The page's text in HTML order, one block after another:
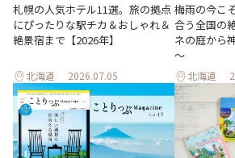
札幌の人気ホテル11選。旅の拠点
にぴったりな駅チカ＆おしゃれ＆
絶景宿まで【2026年】
北海道 2026.07.05
梅雨の今こ
合う全国の
ネの庭から
～
北海道